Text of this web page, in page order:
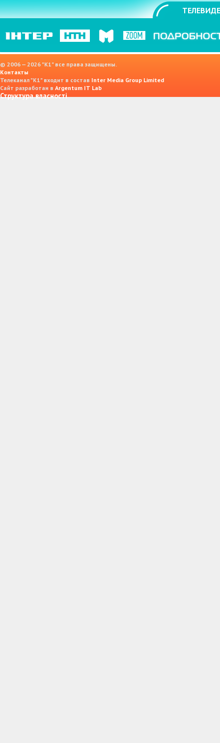
© 2006 — 2026 "K1" все права защищены.
Контакты
Телеканал "К1" входит в состав Inter Media Group Limited
Сайт разработан в Argentum IT Lab
Структура власності